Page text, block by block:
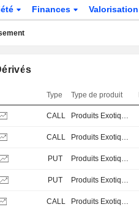
Finances Valorisation
Type Type de produit
CALL Produits Exotiques
CALL Produits Exotiques
PUT Produits Exotiques
PUT Produits Exotiques
CALL Produits Exotiques